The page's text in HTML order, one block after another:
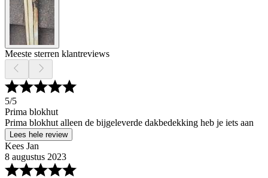
Meeste sterren klantreviews
5/5
Prima blokhut
Prima blokhut alleen de bijgeleverde dakbedekking heb je iets aan
Lees hele review
Kees Jan
8 augustus 2023